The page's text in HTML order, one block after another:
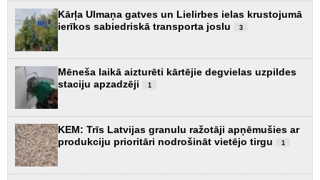
Kārļa Ulmaņa gatves un Lielirbes ielas krustojumā
ierīkos sabiedriskā transporta joslu
3
Mēneša laikā aizturēti kārtējie degvielas uzpildes
staciju apzadzēji
1
KEM: Trīs Latvijas granulu ražotāji apņēmušies ar
produkciju prioritāri nodrošināt vietējo tirgu
1